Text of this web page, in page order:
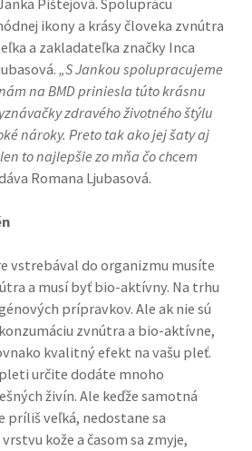
Pištejová. Spoluprácu
ikony a krásy človeka zvnútra
a zakladateľka značky Inca
„S Jankou spolupracujeme
na BMD priniesla túto krásnu
zdravého životného štýlu
nároky. Preto tak ako jej šaty aj
to najlepšie zo mňa čo chcem
Romana Ljubasová.
vstrebával do organizmu musíte
a musí byť bio-aktívny. Na trhu
prípravkov. Ale ak nie sú
zvnútra a bio-aktívne,
kvalitný efekt na vašu pleť.
určite dodáte mnoho
živín. Ale keďže samotná
príliš veľká, nedostane sa
kože a časom sa zmyje,